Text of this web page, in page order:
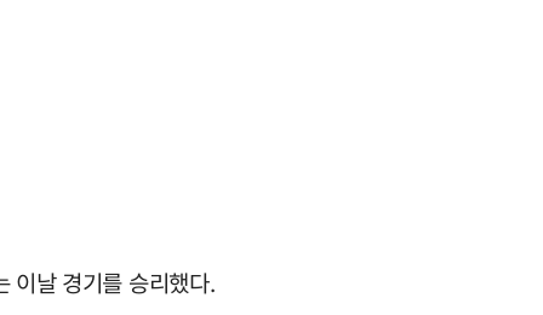
이날 경기를 승리했다.